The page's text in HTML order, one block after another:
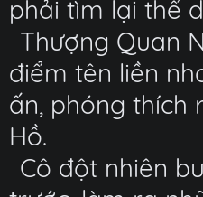
phải tìm lại thể
Thượng Quan
điểm tên liền
ấn, phóng thích
Hồ.
Cô đột nhiên